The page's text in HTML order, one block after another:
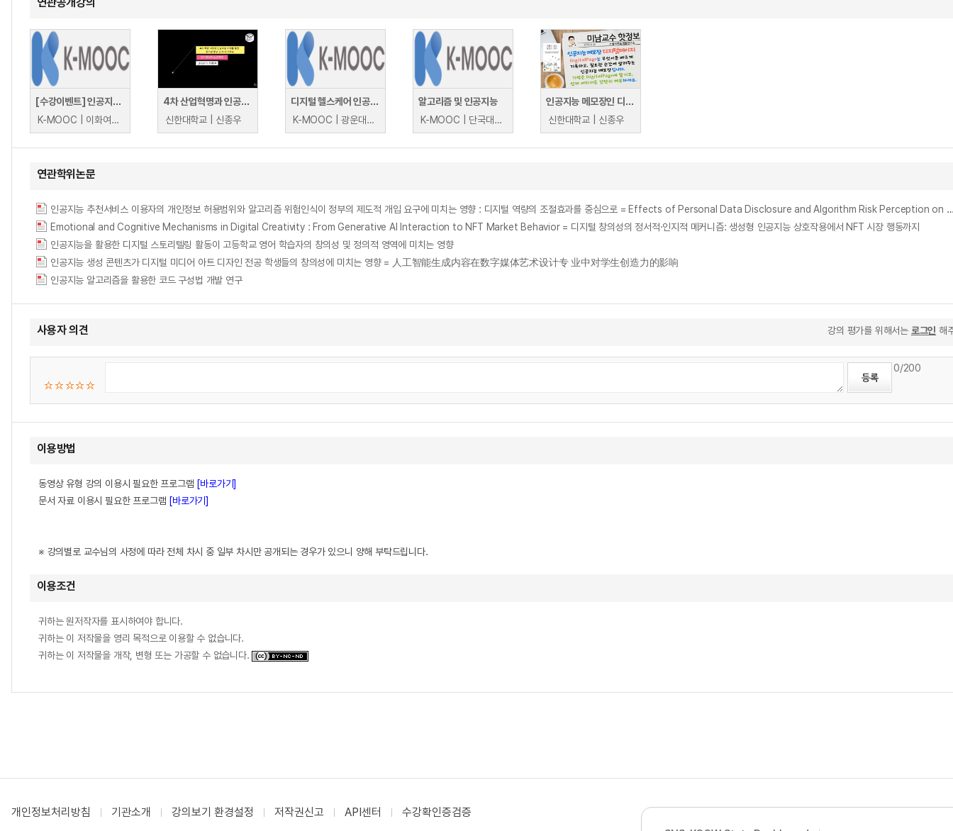
[수강이벤트] 인공지능 시대의 디지털 스토리텔링
K-MOOC | 이화여자대학교 한혜원
4차 산업혁명과 인공지능 시대, 창의성 향상 및 자녀 교육법
신한대학교 | 신종우
디지털 헬스케어 인공지능 분석 실무
K-MOOC | 광운대학교(매치업) 박철수
알고리즘 및 인공지능
K-MOOC | 단국대학교 김태윤
인공지능 메모장인 디지털 페이지 활용법
신한대학교 | 신종우
연관학위논문
인공지능 추천서비스 이용자의 개인정보 허용범위와 알고리즘 위험인식이 정부의 제도적 개입 요구에 미치는 영향 : 디지털 역량의 조절효과를 중심으로 = Effects of Personal Data Disclosure
Emotional and Cognitive Mechanisms in Digital Creativity : From Generative AI Interaction to NFT Market Behavior = 디지털 창의성의 정서적·인지적 메커니즘: 생성형 인공지능 상호작용에서 NFT 시장 행동까지
인공지능을 활용한 디지털 스토리텔링 활동이 고등학교 영어 학습자의 창의성 및 정의적 영역에 미치는 영향
인공지능 생성 콘텐츠가 디지털 미디어 아트 디자인 전공 학생들의 창의성에 미치는 영향 = 人工智能生成内容在数字媒体艺术设计专 业中对学生创造力的影响
인공지능 알고리즘을 활용한 코드 구성법 개발 연구
사용자 의견 강의 평가를 위해서는 로그인 해
0/200
이용방법
동영상 유형 강의 이용시 필요한 프로그램 [바로가기]
문서 자료 이용시 필요한 프로그램 [바로가기]
※ 강의별로 교수님의 사정에 따라 전체 차시 중 일부 차시만 공개되는 경우가 있으니 양해 부탁드립니다.
이용조건
귀하는 원저작자를 표시하여야 합니다.
귀하는 이 저작물을 영리 목적으로 이용할 수 없습니다.
귀하는 이 저작물을 개작, 변형 또는 가공할 수 없습니다.
개인정보처리방침 기관소개 강의보기 환경설정 저작권신고 API센터 수강확인증검증